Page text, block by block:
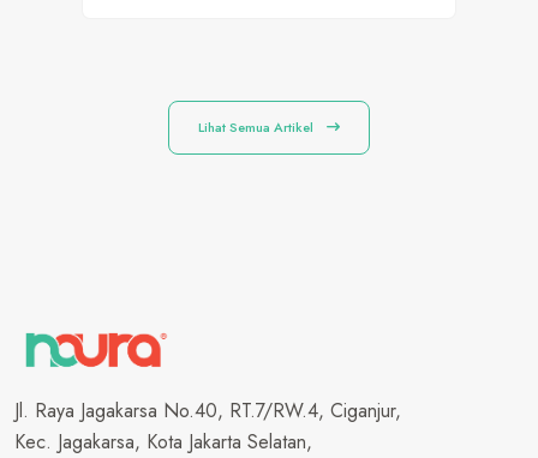
Lihat Semua Artikel
Jl. Raya Jagakarsa No.40, RT.7/RW.4, Ciganjur,
Kec. Jagakarsa, Kota Jakarta Selatan,